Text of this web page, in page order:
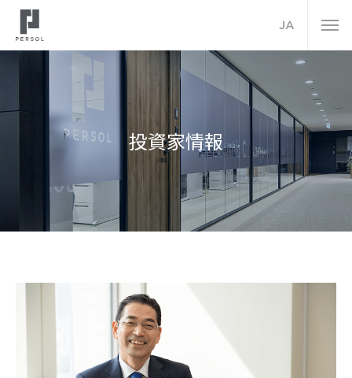
JA
投資家情報